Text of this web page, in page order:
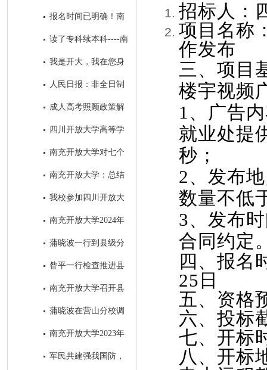
工作研究部署会在我校召开
报名时间已明确！南
充这所大学在等你
读了专科续本科----南
充开放大学成为求学者首选的学
我是开大，我在您身
人民日报：非全日制
学历一律同等对待!在职学历教
成人高考照顾政策解
四川开放大学高等学
历继续教育退役士兵招生宣传专
南充开放大学对七个
县级分校开展“达标工程”实地验
南充开放大学：总结
去年系统工作 擂响今年春招战
我校参加四川开放大
学举办的全省招生宣传微视频大
南充开放大学2024年
蒲晓波一行到县级分
校检查指导“达标工程”和教务工
昝平一行检查推进县
级分校“达标工程”暨教务工作
南充开放大学召开县
级分校达标工程初审通报会 ​
蒲晓波在营山分校调
研推进秋招工作
南充开放大学2023年
秋季招生进入尾声
军民共建强我国防，
招标人：
项目名称
作发布
三、项目
楼宇视频
1、广告
就业处提
秒；
2、发布
数量不低
3、发布
合同约定
四、报名
25日
五、资格
六、投标
七、开标
八、开标